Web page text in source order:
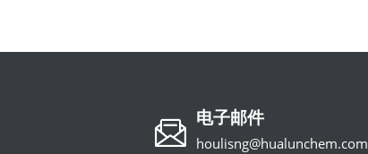
电子邮件
houlisng@hualunchem.com